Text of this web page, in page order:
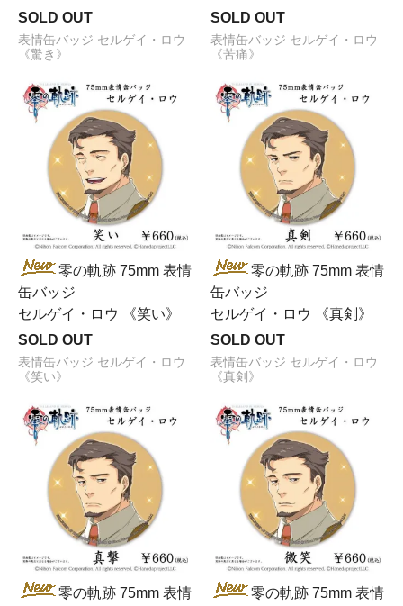
SOLD OUT
表情缶バッジ セルゲイ・ロウ
《驚き》
SOLD OUT
表情缶バッジ セルゲイ・ロウ
《苦痛》
零の軌跡 75mm 表情
缶バッジ
セルゲイ・ロウ 《笑い》
SOLD OUT
表情缶バッジ セルゲイ・ロウ
《笑い》
零の軌跡 75mm 表情
缶バッジ
セルゲイ・ロウ 《真剣》
SOLD OUT
表情缶バッジ セルゲイ・ロウ
《真剣》
零の軌跡 75mm 表情
零の軌跡 75mm 表情